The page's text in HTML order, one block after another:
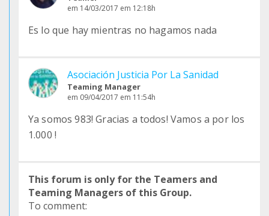
em 14/03/2017 em 12:18h
Es lo que hay mientras no hagamos nada
Asociación Justicia Por La Sanidad
Teaming Manager
em 09/04/2017 em 11:54h
Ya somos 983! Gracias a todos! Vamos a por los
1.000 !
This forum is only for the Teamers and
Teaming Managers of this Group.
To comment: